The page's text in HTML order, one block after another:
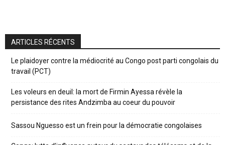
ARTICLES RÉCENTS
Le plaidoyer contre la médiocrité au Congo post parti congolais du
travail (PCT)
Les voleurs en deuil: la mort de Firmin Ayessa révèle la
persistance des rites Andzimba au coeur du pouvoir
Sassou Nguesso est un frein pour la démocratie congolaises